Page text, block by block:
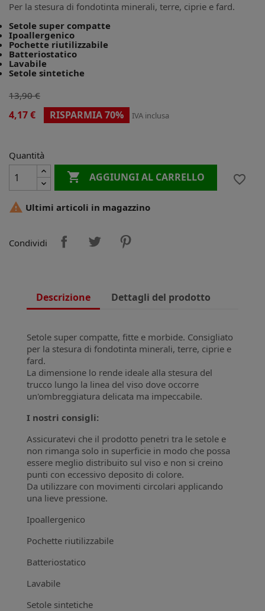
Per la stesura di fondotinta minerali, terre, ciprie e fard.
Setole super compatte
Ipoallergenico
Pochette riutilizzabile
Batteriostatico
Lavabile
Setole sintetiche
13,90 €
4,17 € RISPARMIA 70% IVA inclusa
Quantità
 AGGIUNGI AL CARRELLO
favorite_border
 Ultimi articoli in magazzino
Condividi
Descrizione Dettagli del prodotto
Setole super compatte, fitte e morbide. Consigliato
per la stesura di fondotinta minerali, terre, ciprie e
fard.
La dimensione lo rende ideale alla stesura del
trucco lungo la linea del viso dove occorre
un'ombreggiatura delicata ma impeccabile.
I nostri consigli:
Assicuratevi che il prodotto penetri tra le setole e
non rimanga solo in superficie in modo che possa
essere meglio distribuito sul viso e non si creino
punti con eccessivo deposito di colore.
Da utilizzare con movimenti circolari applicando
una lieve pressione.
Ipoallergenico
Pochette riutilizzabile
Batteriostatico
Lavabile
Setole sintetiche